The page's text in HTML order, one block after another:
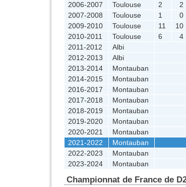
2006-2007
Toulouse 2 2
2007-2008
Toulouse 1 0
2009-2010
Toulouse 11 10
2010-2011
Toulouse 6 4
2011-2012
Albi
2012-2013
Albi
2013-2014
Montauban
2014-2015
Montauban
2016-2017
Montauban
2017-2018
Montauban
2018-2019
Montauban
2019-2020
Montauban
2020-2021
Montauban
2021-2022
Montauban
2022-2023
Montauban
2023-2024
Montauban
Championnat de France de